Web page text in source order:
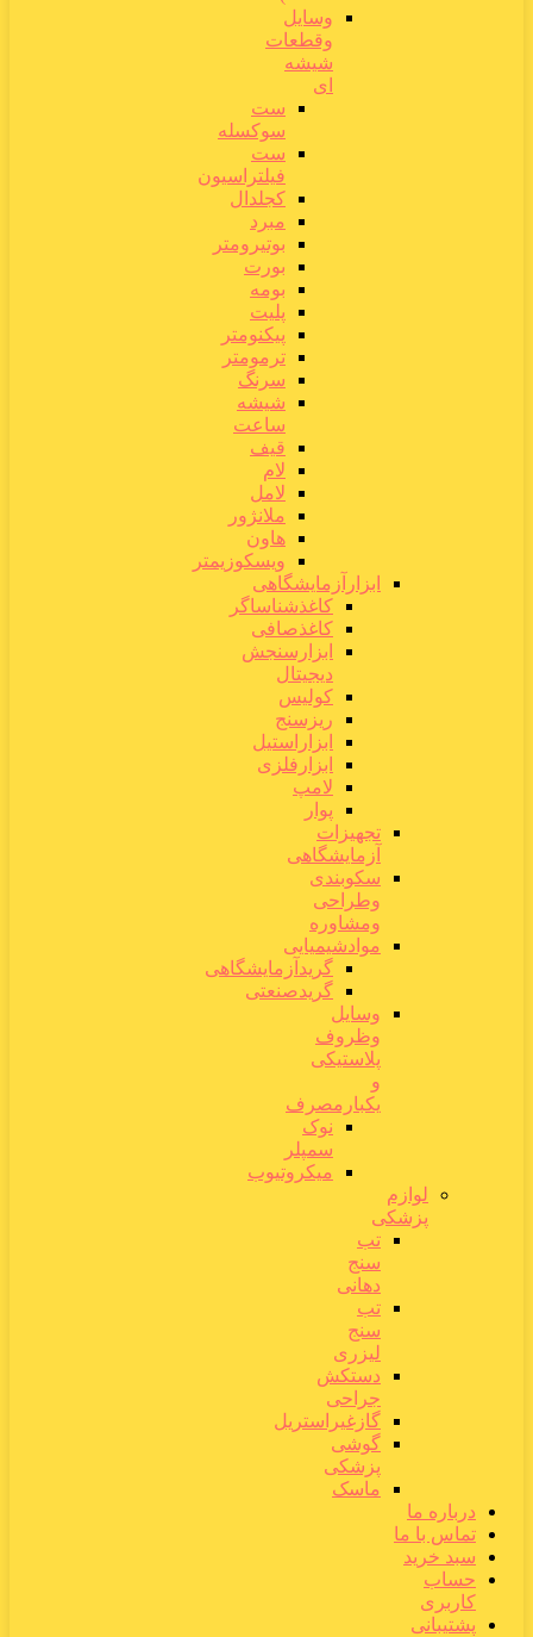
وسایل
وقطعات
شیشه
ای
ست
سوکسله
ست
فیلتراسیون
کجلدال
مبرد
بوتیرومتر
بورت
بومه
پلیت
پیکنومتر
ترمومتر
سرنگ
شیشه
ساعت
قیف
لام
لامل
ملانژور
هاون
ویسکوزیمتر
ابزارآزمایشگاهی
کاغذشناساگر
کاغذصافی
ابزارسنجش
دیجیتال
کولیس
ریزسنج
ابزاراستیل
ابزارفلزی
لامپ
پوار
تجهیزات
آزمایشگاهی
سکوبندی
وطراحی
ومشاوره
موادشیمیایی
گریدآزمایشگاهی
گریدصنعتی
وسایل
وظروف
پلاستیکی
و
یکبارمصرف
نوک
سمپلر
میکروتیوب
لوازم
پزشکی
تب
سنج
دهانی
تب
سنج
لیزری
دستکش
جراحی
گازغیراستریل
گوشی
پزشکی
ماسک
درباره ما
تماس با ما
سبد خرید
حساب
کاربری
پشتیبانی